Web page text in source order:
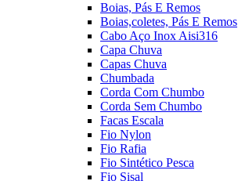
Boias, Pás E Remos
Boias,coletes, Pás E Remos
Cabo Aço Inox Aisi316
Capa Chuva
Capas Chuva
Chumbada
Corda Com Chumbo
Corda Sem Chumbo
Facas Escala
Fio Nylon
Fio Rafia
Fio Sintético Pesca
Fio Sisal